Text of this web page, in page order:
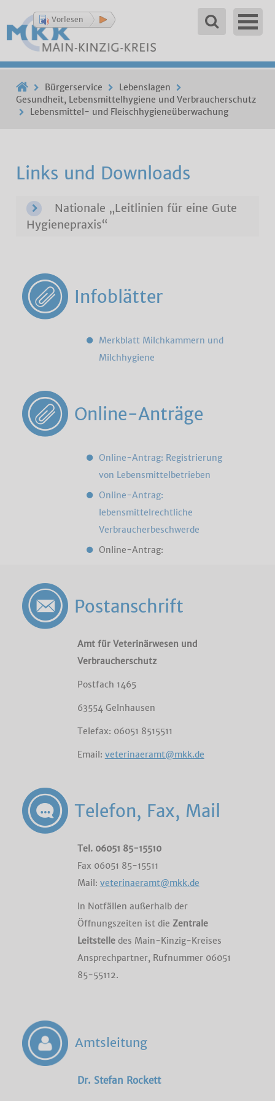
Vorlesen
Bürgerservice
Lebenslagen
Gesundheit, Lebensmittelhygiene und Verbraucherschutz
Lebensmittel- und Fleischhygieneüberwachung
Links und Downloads
Nationale „Leitlinien für eine Gute
Hygienepraxis“
Infoblätter
Merkblatt Milchkammern und
Milchhygiene
Online-Anträge
Online-Antrag: Registrierung
von Lebensmittelbetrieben
Online-Antrag:
lebensmittelrechtliche
Verbraucherbeschwerde
Online-Antrag:
Postanschrift
Amt für Veterinärwesen und
Verbraucherschutz
Postfach 1465
63554 Gelnhausen
Telefax: 06051 8515511
Email: veterinaeramt@mkk.de
Telefon, Fax, Mail
Tel. 06051 85-15510
Fax 06051 85-15511
Mail: veterinaeramt@mkk.de
In Notfällen außerhalb der
Öffnungszeiten ist die Zentrale
Leitstelledes Main-Kinzig-Kreises
Ansprechpartner, Rufnummer 06051
85-55112.
Amtsleitung
Dr. Stefan Rockett